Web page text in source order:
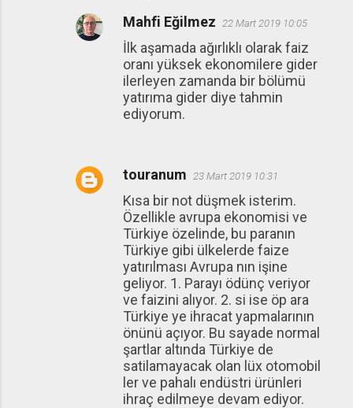
Mahfi Eğilmez 22 Mart 2019 10:05
İlk aşamada ağırlıklı olarak faiz
oranı yüksek ekonomilere gider
ilerleyen zamanda bir bölümü
yatırıma gider diye tahmin
ediyorum.
touranum 23 Mart 2019 10:31
Kısa bir not düşmek isterim.
Özellikle avrupa ekonomisi ve
Türkiye özelinde, bu paranın
Türkiye gibi ülkelerde faize
yatırılması Avrupa nın işine
geliyor. 1. Parayı ödünç veriyor
ve faizini alıyor. 2. si ise öp ara
Türkiye ye ihracat yapmalarının
önünü açıyor. Bu sayade normal
şartlar altında Türkiye de
satilamayacak olan lüx otomobil
ler ve pahalı endüstri ürünleri
ihraç edilmeye devam ediyor.